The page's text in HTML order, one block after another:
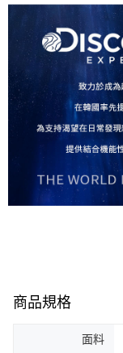
商品規格
面料